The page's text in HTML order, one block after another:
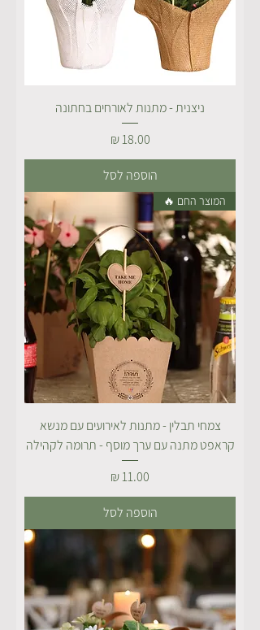
ניצנית - מתנות לאורחים בחתונה
מחיר
הוספה לסל
המוצר החם 🔥
צמחי תבלין - מתנות לאירועים עם מנשא
קראפט מתנה עם ערך מוסף - תרומה לקהילה
מחיר
הוספה לסל